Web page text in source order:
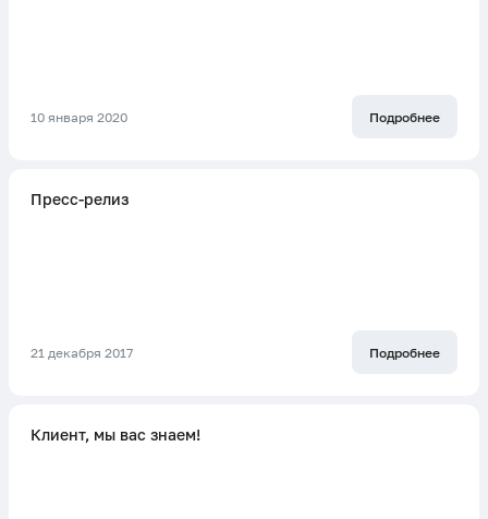
10 января 2020 Подробнее
Пресс-релиз
21 декабря 2017 Подробнее
Клиент, мы вас знаем!